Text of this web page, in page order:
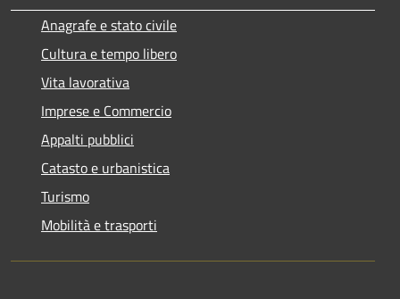
Anagrafe e stato civile
Cultura e tempo libero
Vita lavorativa
Imprese e Commercio
Appalti pubblici
Catasto e urbanistica
Turismo
Mobilità e trasporti